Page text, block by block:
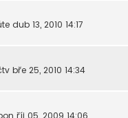
dub 13, 2010 14:17
bře 25, 2010 14:34
říj 05, 2009 14:06